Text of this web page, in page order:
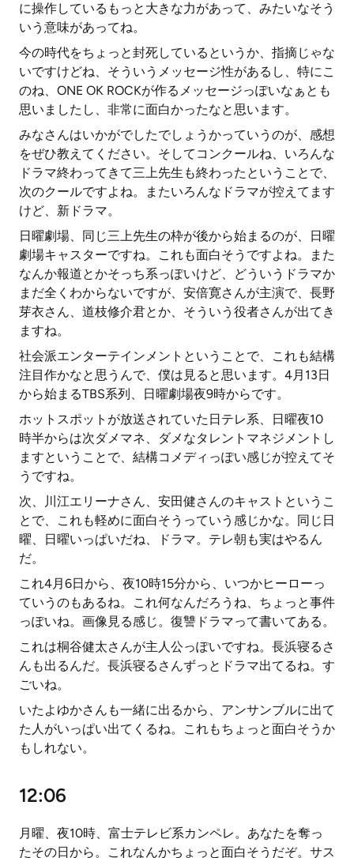
に操作しているもっと大きな力があって、みたいなそう
いう意味があってね。
今の時代をちょっと封死しているというか、指摘じゃな
いですけどね、そういうメッセージ性があるし、特にこ
のね、ONE OK ROCKが作るメッセージっぽいなぁとも
思いましたし、非常に面白かったなと思います。
みなさんはいかがでしたでしょうかっていうのが、感想
をぜひ教えてください。そしてコンクールね、いろんな
ドラマ終わってきて三上先生も終わったということで、
次のクールですよね。またいろんなドラマが控えてます
けど、新ドラマ。
日曜劇場、同じ三上先生の枠が後から始まるのが、日曜
劇場キャスターですね。これも面白そうですよね。また
なんか報道とかそっち系っぽいけど、どういうドラマか
まだ全くわからないですが、安倍寛さんが主演で、長野
芽衣さん、道枝修介君とか、そういう役者さんが出てき
ますね。
社会派エンターテインメントということで、これも結構
注目作かなと思うんで、僕は見ると思います。4月13日
から始まるTBS系列、日曜劇場夜9時からです。
ホットスポットが放送されていた日テレ系、日曜夜10
時半からは次ダメマネ、ダメなタレントマネジメントし
ますということで、結構コメディっぽい感じが控えてそ
うですね。
次、川江エリーナさん、安田健さんのキャストというこ
とで、これも軽めに面白そうっていう感じかな。同じ日
曜、日曜いっぱいだね、ドラマ。テレ朝も実はやるん
だ。
これ4月6日から、夜10時15分から、いつかヒーローっ
ていうのもあるね。これ何なんだろうね、ちょっと事件
っぽいね。画像見る感じ。復讐ドラマって書いてある。
これは桐谷健太さんが主人公っぽいですね。長浜寝るさ
んも出るんだ。長浜寝るさんずっとドラマ出てるね。す
ごいね。
いたよゆかさんも一緒に出るから、アンサンブルに出て
た人がいっぱい出てくるね。これもちょっと面白そうか
もしれない。
12:06
月曜、夜10時、富士テレビ系カンペレ。あなたを奪っ
たその日から。これなんかちょっと面白そうだぞ。サス